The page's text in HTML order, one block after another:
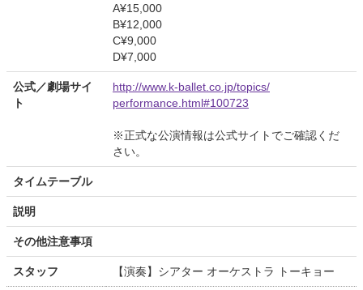
A¥15,000
B¥12,000
C¥9,000
D¥7,000
公式／劇場サイ
ト
http://www.k-ballet.co.jp/topics/
performance.html#100723
※正式な公演情報は公式サイトでご確認くだ
さい。
タイムテーブル
説明
その他注意事項
スタッフ 【演奏】シアター オーケストラ トーキョー